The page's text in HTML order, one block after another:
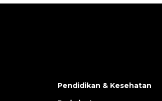
Pendidikan & Kesehatan